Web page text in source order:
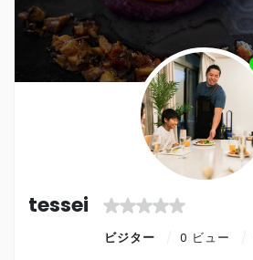
tessei
ビジター 0 ビュー